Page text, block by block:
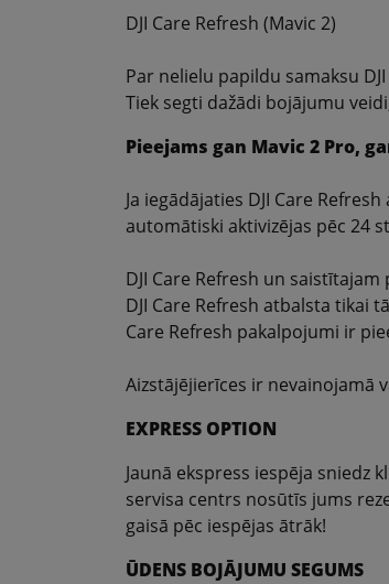
DJI Care Refresh (Mavic 2)
Par nelielu papildu samaksu
Tiek segti dažādi bojājumu
Pieejams gan Mavic 2 Pro,
Ja iegādājaties DJI Care
automātiski aktivizējas pēc 24
DJI Care Refresh un
DJI Care Refresh atbalsta tikai
Care Refresh pakalpojumi ir
Aizstājējierīces ir nevainojamā
EXPRESS OPTION
Jaunā ekspress iespēja sniedz
servisa centrs nosūtīs jums
gaisā pēc iespējas ātrāk!
ŪDENS BOJĀJUMU SEGUMS